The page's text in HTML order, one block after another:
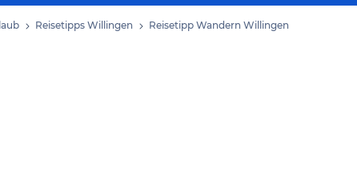
Reisetipps Willingen Reisetipp Wandern Willingen